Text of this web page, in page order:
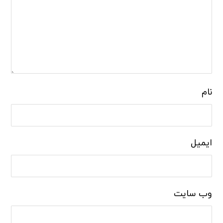
نام
ایمیل
وب‌ سایت